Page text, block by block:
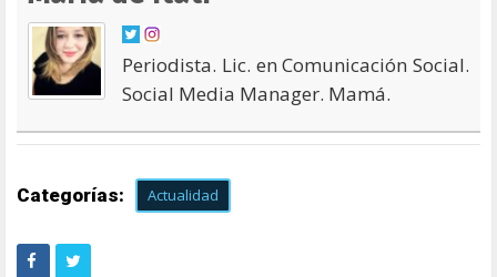
Periodista. Lic. en Comunicación Social.
Social Media Manager. Mamá.
Categorías: Actualidad